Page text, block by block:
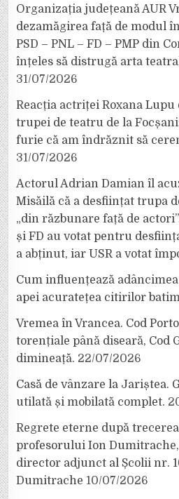
Organizația județeană AUR
dezamăgirea față de modul
PSD – PNL – FD – PMP din
înțeles să distrugă arta
31/07/2026
Reacția actriței Roxana
trupei de teatru de la
furie că am îndrăznit să
31/07/2026
Actorul Adrian Damian îl
Misăilă că a desființat trupa
„din răzbunare față de
și FD au votat pentru
a abținut, iar USR a votat
Cum influențează
apei acuratețea citirilor
Vremea în Vrancea. Cod
torențiale până diseară, Cod
dimineață. 22/07/2026
Casă de vânzare la Jariștea.
utilată și mobilată complet.
Regrete eterne după
profesorului Ion
director adjunct al Școlii nr.
Dumitrache 10/07/2026